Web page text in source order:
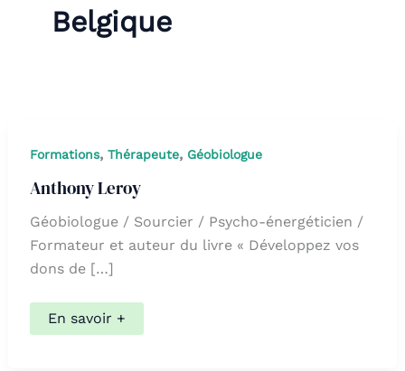
Belgique
Formations, Thérapeute, Géobiologue
Anthony Leroy
Géobiologue / Sourcier / Psycho-énergéticien /
Formateur et auteur du livre « Développez vos
dons de […]
Anthony
Leroy
En savoir +